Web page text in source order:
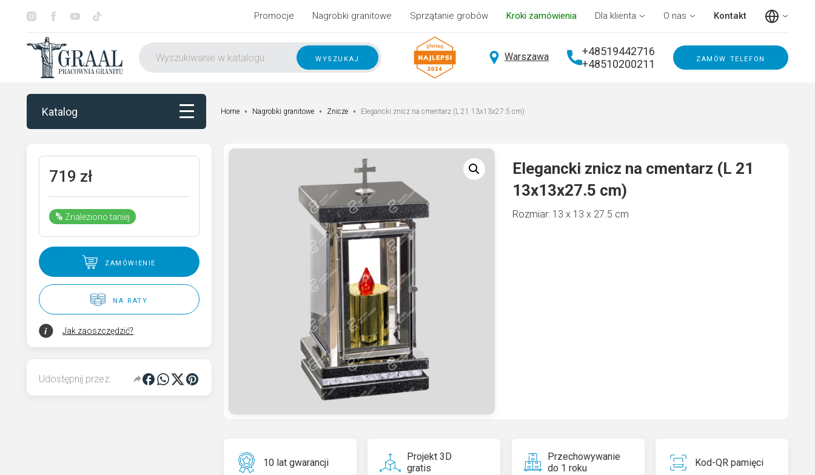
Promocje Nagrobki granitowe Sprzątanie grobów Kroki zamówienia Dla klienta O nas Kontakt
wyszukaj Warszawa
+48519442716
+48510200211
zamów telefon
Katalog
Katalog
Otoczenie nagrobka
Usługi
Wybierz nagrobek
Home Nagrobki granitowe Znicze Elegancki znicz na cmentarz (L 21 13x13x27.5 cm)
719 zł
% Znaleziono taniej
zamówienie
na raty
Jak zaoszczędzić?
Udostępnij przez:
Elegancki znicz na cmentarz (L 21
13x13x27.5 cm)
Rozmiar: 13 x 13 x 27.5 cm
10 lat gwarancji
Projekt 3D
gratis
Przechowywanie
do 1 roku
Kod-QR pamięci